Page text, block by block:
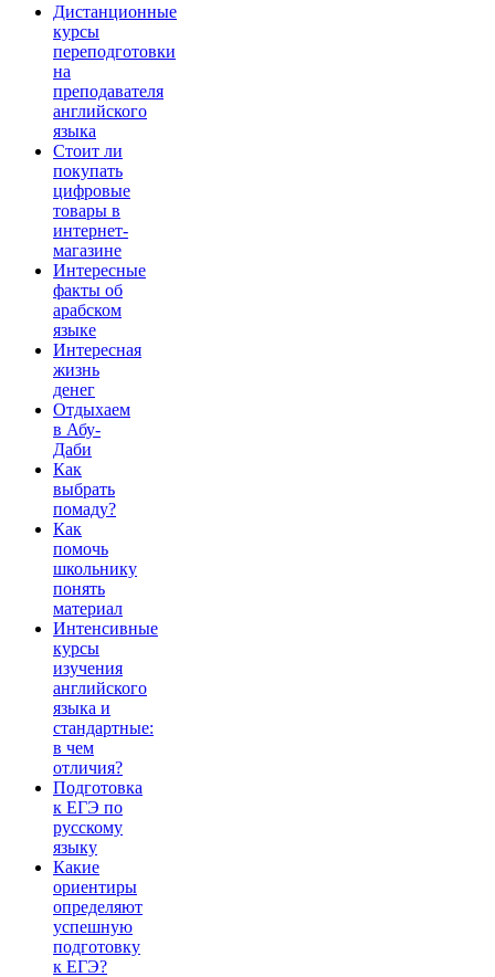
Дистанционные
курсы
переподготовки
на
преподавателя
английского
языка
Стоит ли
покупать
цифровые
товары в
интернет-
магазине
Интересные
факты об
арабском
языке
Интересная
жизнь
денег
Отдыхаем
в Абу-
Даби
Как
выбрать
помаду?
Как
помочь
школьнику
понять
материал
Интенсивные
курсы
изучения
английского
языка и
стандартные:
в чем
отличия?
Подготовка
к ЕГЭ по
русскому
языку
Какие
ориентиры
определяют
успешную
подготовку
к ЕГЭ?